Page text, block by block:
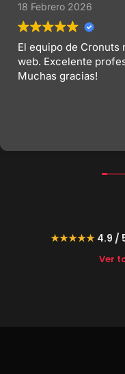
18 Febrero 2026
El equipo de Cronuts
web. Excelente
Muchas gracias!
★★★★★ 4.9 /
Ver